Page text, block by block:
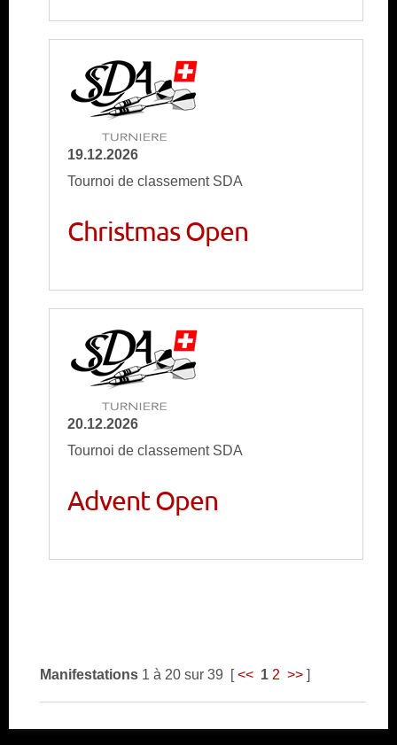
19.12.2026
Tournoi de classement SDA
Christmas Open
20.12.2026
Tournoi de classement SDA
Advent Open
Manifestations 1 à 20 sur 39 [<< 1 2 >> ]